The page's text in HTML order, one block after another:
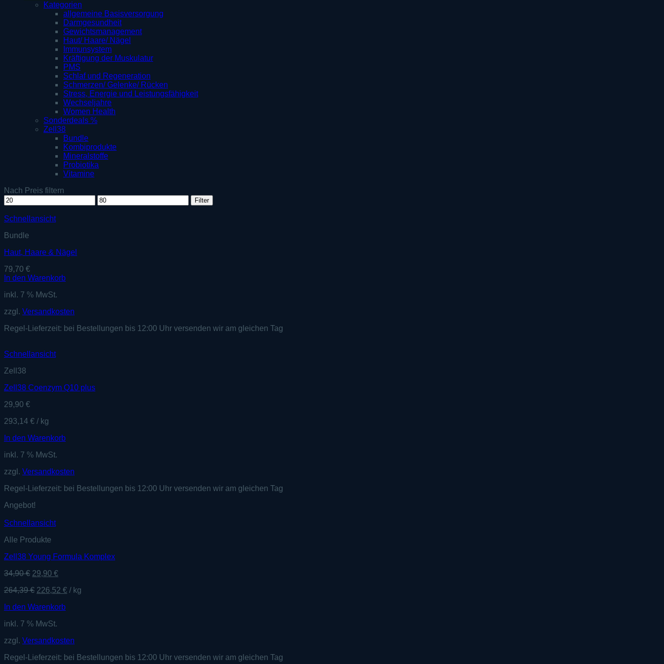
Kategorien
allgemeine Basisversorgung
Darmgesundheit
Gewichtsmanagement
Haut/ Haare/ Nägel
Immunsystem
Kräftigung der Muskulatur
PMS
Schlaf und Regeneration
Schmerzen/ Gelenke/ Rücken
Stress, Energie und Leistungsfähigkeit
Wechseljahre
Women Health
Sonderdeals %
Zell38
Bundle
Kombiprodukte
Mineralstoffe
Probiotika
Vitamine
Nach Preis filtern
Min.
Preis
Max.
Preis
Filter
Schnellansicht
Bundle
Haut, Haare & Nägel
79,70 €
In den Warenkorb
inkl. 7 % MwSt.
zzgl. Versandkosten
Regel-Lieferzeit: bei Bestellungen bis 12:00 Uhr versenden wir am gleichen Tag
Schnellansicht
Zell38
Zell38 Coenzym Q10 plus
29,90 €
293,14 € / kg
In den Warenkorb
inkl. 7 % MwSt.
zzgl. Versandkosten
Regel-Lieferzeit: bei Bestellungen bis 12:00 Uhr versenden wir am gleichen Tag
Angebot!
Schnellansicht
Alle Produkte
Zell38 Young Formula Komplex
34,90€ Ursprünglicher
war:
29,90 €
ist:
264,39€ 226,52 € / kg
In den Warenkorb
inkl. 7 % MwSt.
zzgl. Versandkosten
Regel-Lieferzeit: bei Bestellungen bis 12:00 Uhr versenden wir am gleichen Tag